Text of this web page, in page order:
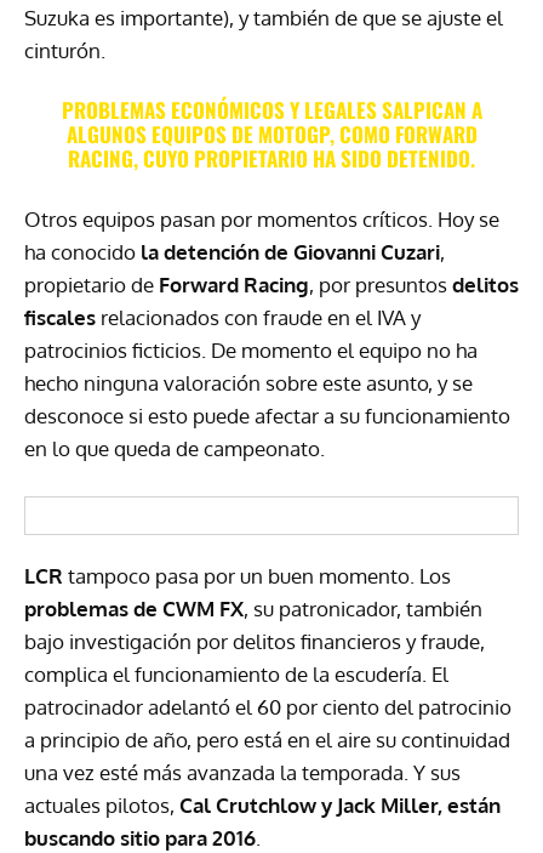
Suzuka es importante), y también de que se ajuste el
cinturón.
PROBLEMAS ECONÓMICOS Y LEGALES SALPICAN A
ALGUNOS EQUIPOS DE MOTOGP, COMO FORWARD
RACING, CUYO PROPIETARIO HA SIDO DETENIDO.
Otros equipos pasan por momentos críticos. Hoy se
ha conocido la detención de Giovanni Cuzari,
propietario de Forward Racing, por presuntosdelitos
fiscales relacionados con fraude en el IVAy
patrocinios ficticios. De momento el equipo no ha
hecho ninguna valoración sobre este asunto, y se
desconoce si esto puede afectar a su funcionamiento
en lo que queda de campeonato.
LCR tampoco pasa por un buen momento. Los
problemas de CWM FX, su patronicador, también
bajo investigación por delitos financieros y fraude,
complica el funcionamiento de la escudería. El
patrocinador adelantó el 60 por ciento del patrocinio
a principio de año, pero está en el aire su continuidad
una vez esté más avanzada la temporada. Y sus
actuales pilotos, Cal Crutchlow y Jack Miller, están
buscando sitio para 2016